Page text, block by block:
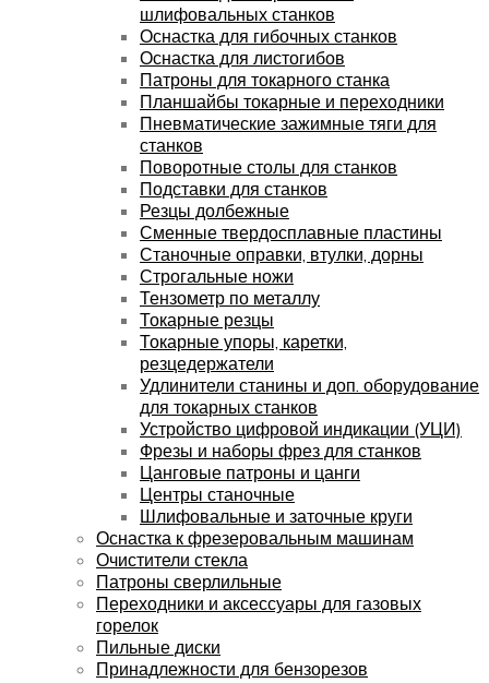
шлифовальных станков
Оснастка для гибочных станков
Оснастка для листогибов
Патроны для токарного станка
Планшайбы токарные и переходники
Пневматические зажимные тяги для
станков
Поворотные столы для станков
Подставки для станков
Резцы долбежные
Сменные твердосплавные пластины
Станочные оправки, втулки, дорны
Строгальные ножи
Тензометр по металлу
Токарные резцы
Токарные упоры, каретки,
резцедержатели
Удлинители станины и доп. оборудование
для токарных станков
Устройство цифровой индикации (УЦИ)
Фрезы и наборы фрез для станков
Цанговые патроны и цанги
Центры станочные
Шлифовальные и заточные круги
Оснастка к фрезеровальным машинам
Очистители стекла
Патроны сверлильные
Переходники и аксессуары для газовых
горелок
Пильные диски
Принадлежности для бензорезов